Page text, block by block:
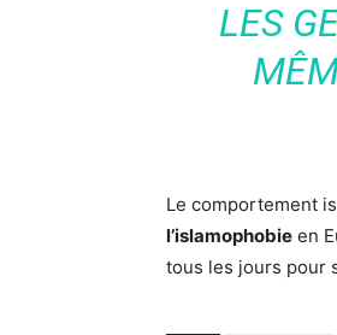
LES
Le comportement
l’islamophobie en
tous les jours pour